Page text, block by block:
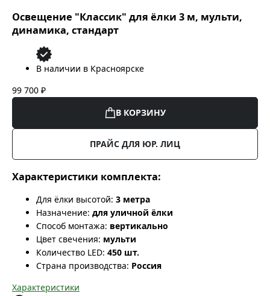
Освещение "Классик" для ёлки 3 м, мульти,
динамика, стандарт
В наличии в Красноярске
99 700 ₽
В КОРЗИНУ
ПРАЙС ДЛЯ ЮР. ЛИЦ
Характеристики комплекта:
Для ёлки высотой: 3 метра
Назначение: для уличной ёлки
Способ монтажа: вертикально
Цвет свечения: мульти
Количество LED: 450 шт.
Страна производства: Россия
Характеристики